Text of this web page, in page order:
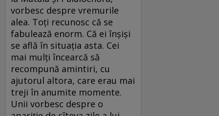
vorbesc despre vremurile
alea. Toți recunosc că se
fabulează enorm. Că ei înșiși
se află în situația asta. Cei
mai mulți încearcă să
recompună amintiri, cu
ajutorul altora, care erau mai
treji în anumite momente.
Unii vorbesc despre o